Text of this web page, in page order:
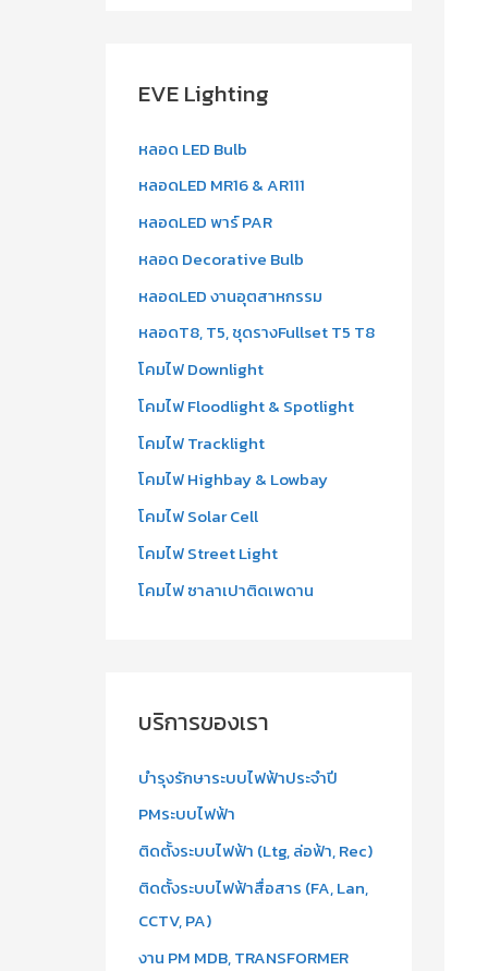
c
f
o
r
EVE Lighting
หลอด LED Bulb
หลอดLED MR16 & AR111
หลอดLED พาร์ PAR
หลอด Decorative Bulb
หลอดLED งานอุตสาหกรรม
หลอดT8, T5, ชุดรางFullset T5 T8
โคมไฟ Downlight
โคมไฟ Floodlight & Spotlight
โคมไฟ Tracklight
โคมไฟ Highbay & Lowbay
โคมไฟ Solar Cell
โคมไฟ Street Light
โคมไฟ ซาลาเปาติดเพดาน
บริการของเรา
บำรุงรักษาระบบไฟฟ้าประจำปี
PMระบบไฟฟ้า
ติดตั้งระบบไฟฟ้า (Ltg, ล่อฟ้า, Rec)
ติดตั้งระบบไฟฟ้าสื่อสาร (FA, Lan,
CCTV, PA)
งาน PM MDB, TRANSFORMER